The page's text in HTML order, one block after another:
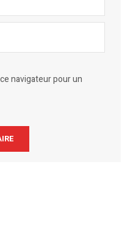
navigateur pour un